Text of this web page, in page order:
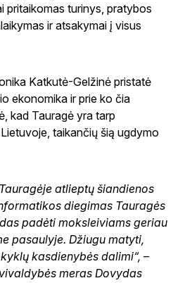
pritaikomas turinys, pratybos
ir atsakymai į visus
Katkutė-Gelžinė pristatė
ekonomika ir prie ko čia
kad Tauragė yra tarp
taikančių šią ugdymo
atlieptų šiandienos
diegimas Tauragės
padėti moksleiviams geriau
pasaulyje. Džiugu matyti,
kasdienybės dalimi“, –
meras Dovydas